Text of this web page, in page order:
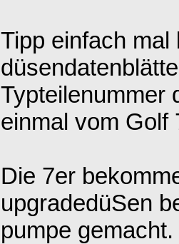
Passwort:
Tipp einfach
Typteilenummer
einmal vom Golf
Die 7er
upgradedüSen
pumpe gemacht.